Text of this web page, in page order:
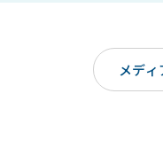
メデ